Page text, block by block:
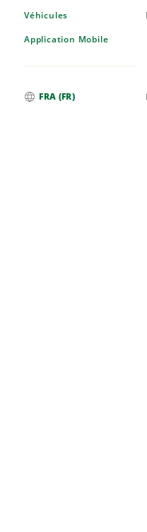
Véhicules
Application Mobile
FRA (FR)